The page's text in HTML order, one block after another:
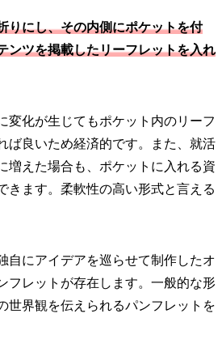
りにし、その内側にポケットを付
ンツを掲載したリーフレットを入れ
変化が生じてもポケット内のリーフ
ば良いため経済的です。また、就活
増えた場合も、ポケットに入れる資
きます。柔軟性の高い形式と言える
自にアイデアを巡らせて制作したオ
フレットが存在します。一般的な形
世界観を伝えられるパンフレットを